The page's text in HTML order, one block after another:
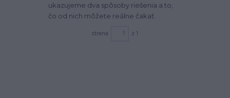
ukazujeme dva spôsoby riešenia a to,
čo od nich môžete reálne čakať.
strana z 1